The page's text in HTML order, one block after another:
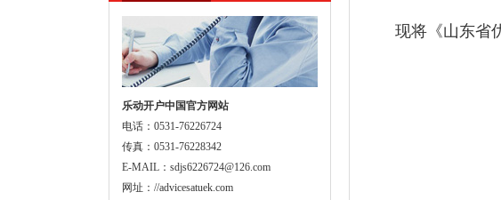
乐动开户中国官方网站
电话：0531-76226724
传真：0531-76228342
E-MAIL：sdjs6226724@126.com
网址：//advicesatuek.com
现将《山东省优